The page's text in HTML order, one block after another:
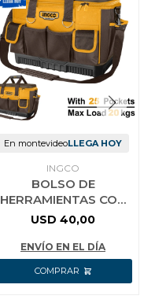
En montevideoLLEGA HOY
INGCO
BOLSO DE
HERRAMIENTAS CON
BASE REFORZADA 16
- 20KG - HTBG10 I
USD 40,00
ENVÍO EN EL DÍA